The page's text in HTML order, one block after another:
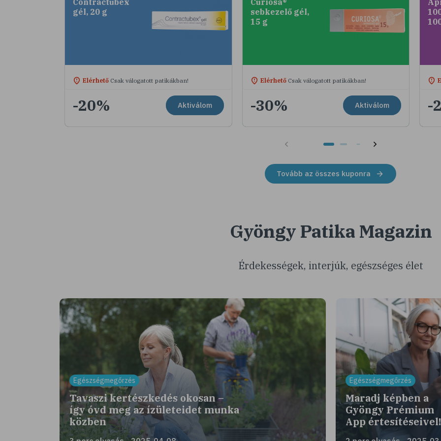
gél, 20 g
ElérhetőCsak válogatott patikákban!
-20% Aktiválom
sebkezelő gél,
15 g
ElérhetőCsak válogatott patikákban!
-30% Aktiválom -
Tovább az összes kuponra
Gyöngy Patika Magazin
Érdekességek, interjúk, egészséges élet
Egészségmegőrzés
Tavaszi kertészkedés okosan –
így óvd meg az ízületeidet munka
közben
Egészségmegőrzés
Maradj képben a
Gyöngy Prémium
App értesítéseivel!